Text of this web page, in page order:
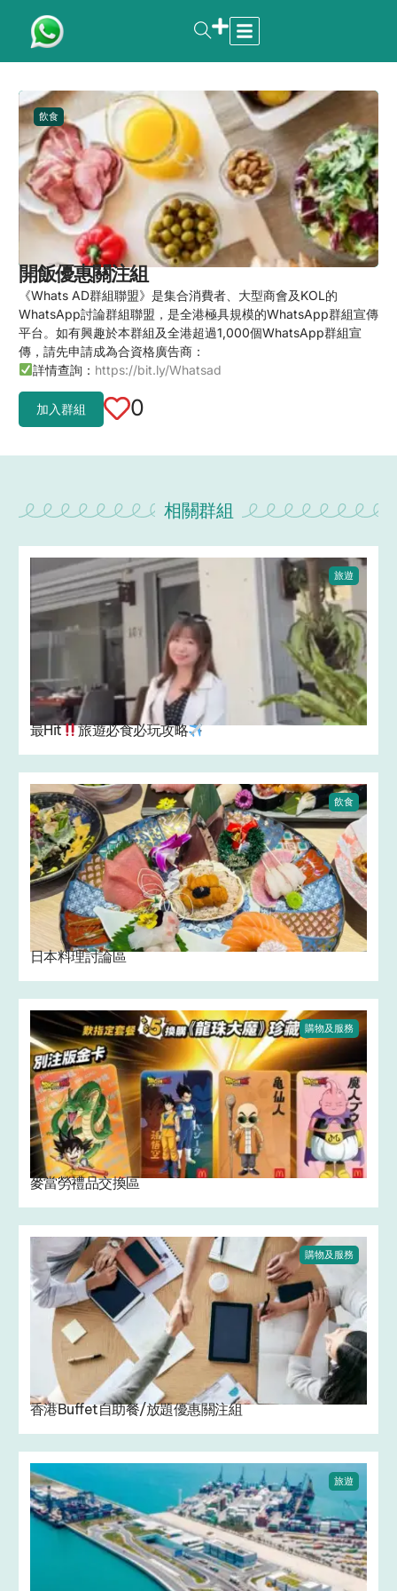
飲食
開飯優惠關注組
《Whats AD群組聯盟》是集合消費者、大型商會及KOL的
WhatsApp討論群組聯盟，是全港極具規模的WhatsApp群組宣傳
平台。如有興趣於本群組及全港超過1,000個WhatsApp群組宣
傳，請先申請成為合資格廣告商：
詳情查詢： https://bit.ly/Whatsad
加入群組 0
相關群組
旅遊
最Hit 旅遊必食必玩攻略
飲食
日本料理討論區
購物及服務
麥當勞禮品交換區
購物及服務
香港Buffet自助餐/放題優惠關注組
旅遊